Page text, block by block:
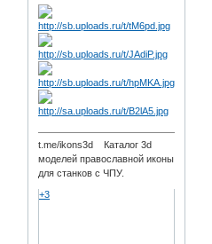
t.me/ikons3d Каталог 3d
моделей православной иконы
для станков с ЧПУ.
+3